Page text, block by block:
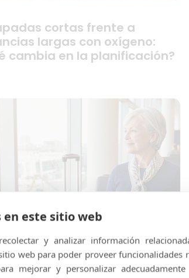
cortas frente a
largas con oxígeno:
cambia en la planificación?
en este sitio web
y analizar información
web para poder proveer funcionalidades
mejorar y personalizar